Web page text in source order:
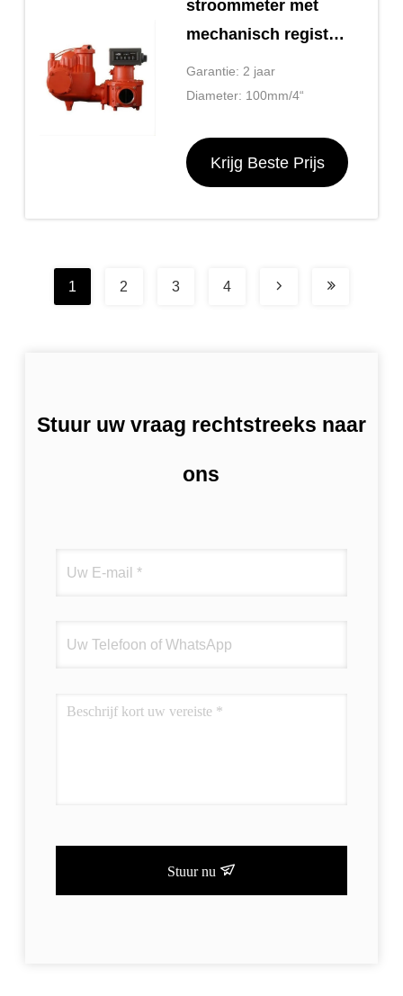
stroommeter met
mechanisch register,
strainer en
luchtverwijder
Garantie: 2 jaar
Diameter: 100mm/4“
Krijg Beste Prijs
1 2 3 4
Stuur uw vraag rechtstreeks naar
ons
Stuur nu